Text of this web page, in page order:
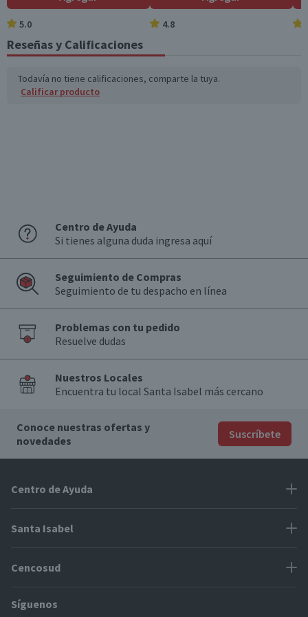
Azúcares totales
(g)
*Ingesta de referencia de un adulto promedio (8400 kj / 2000 kcal)
5.0 4.8
Reseñas y Calificaciones
Todavía no tiene calificaciones, comparte la tuya.
Calificar producto
Centro de Ayuda
Si tienes alguna duda ingresa aquí
Seguimiento de Compras
Seguimiento de tu despacho en línea
Problemas con tu pedido
Resuelve dudas
Nuestros Locales
Encuentra tu local Santa Isabel más cercano
Conoce nuestras ofertas y
novedades
Suscríbete
Centro de Ayuda
Problemas con tu pedido
Cómo modificar mis datos
Modos de entrega y cobertura
Santa Isabel
Proveedores
Cencosud
Paris
Síguenos